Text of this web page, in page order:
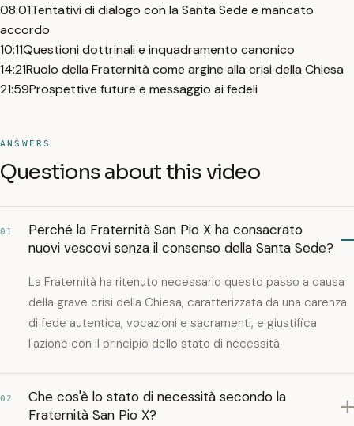
08:01Tentativi di dialogo con la Santa Sede e mancato
accordo
10:11Questioni dottrinali e inquadramento canonico
14:21Ruolo della Fraternità come argine alla crisi della Chiesa
21:59Prospettive future e messaggio ai fedeli
ANSWERS
Questions about this video
01
Perché la Fraternità San Pio X ha consacrato
nuovi vescovi senza il consenso della Santa Sede?
La Fraternità ha ritenuto necessario questo passo a causa
della grave crisi della Chiesa, caratterizzata da una carenza
di fede autentica, vocazioni e sacramenti, e giustifica
l'azione con il principio dello stato di necessità.
02
Che cos'è lo stato di necessità secondo la
Fraternità San Pio X?